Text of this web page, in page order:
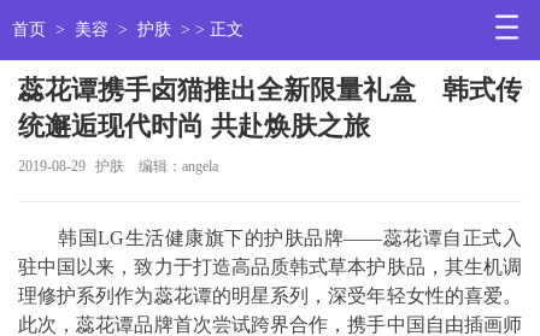
首页 > 美容 > 护肤 > > 正文
蕊花谭携手卤猫推出全新限量礼盒 韩式传
统邂逅现代时尚 共赴焕肤之旅
2019-08-29 护肤 编辑：angela
韩国LG生活健康旗下的护肤品牌——蕊花谭自正式入
驻中国以来，致力于打造高品质韩式草本护肤品，其生机调
理修护系列作为蕊花谭的明星系列，深受年轻女性的喜爱。
此次，蕊花谭品牌首次尝试跨界合作，携手中国自由插画师